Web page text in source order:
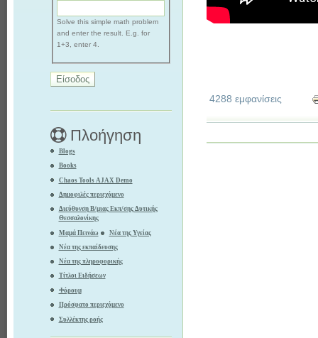
Solve this simple math problem
and enter the result. E.g. for
1+3, enter 4.
Πλοήγηση
Blogs
Books
Chaos Tools AJAX Demo
Δημοφιλές περιεχόμενο
Διεύθυνση Β/μιας Εκπ/σης Δυτικής
Θεσσαλονίκης
Μαμά Πεινάω
Νέα της Υγείας
Νέα της εκπαίδευσης
Νέα της πληροφορικής
Τίτλοι Ειδήσεων
Φόρουμ
Πρόσφατο περιεχόμενο
Συλλέκτης ροής
4288 εμφανίσεις